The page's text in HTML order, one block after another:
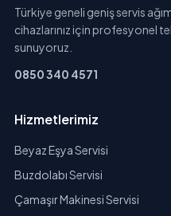
Türkiye geneli geniş servis
cihazlarınız için profesyonel
sunuyoruz.
0850 340 4571
Hizmetlerimiz
Beyaz Eşya Servisi
Buzdolabı Servisi
Çamaşır Makinesi Servisi